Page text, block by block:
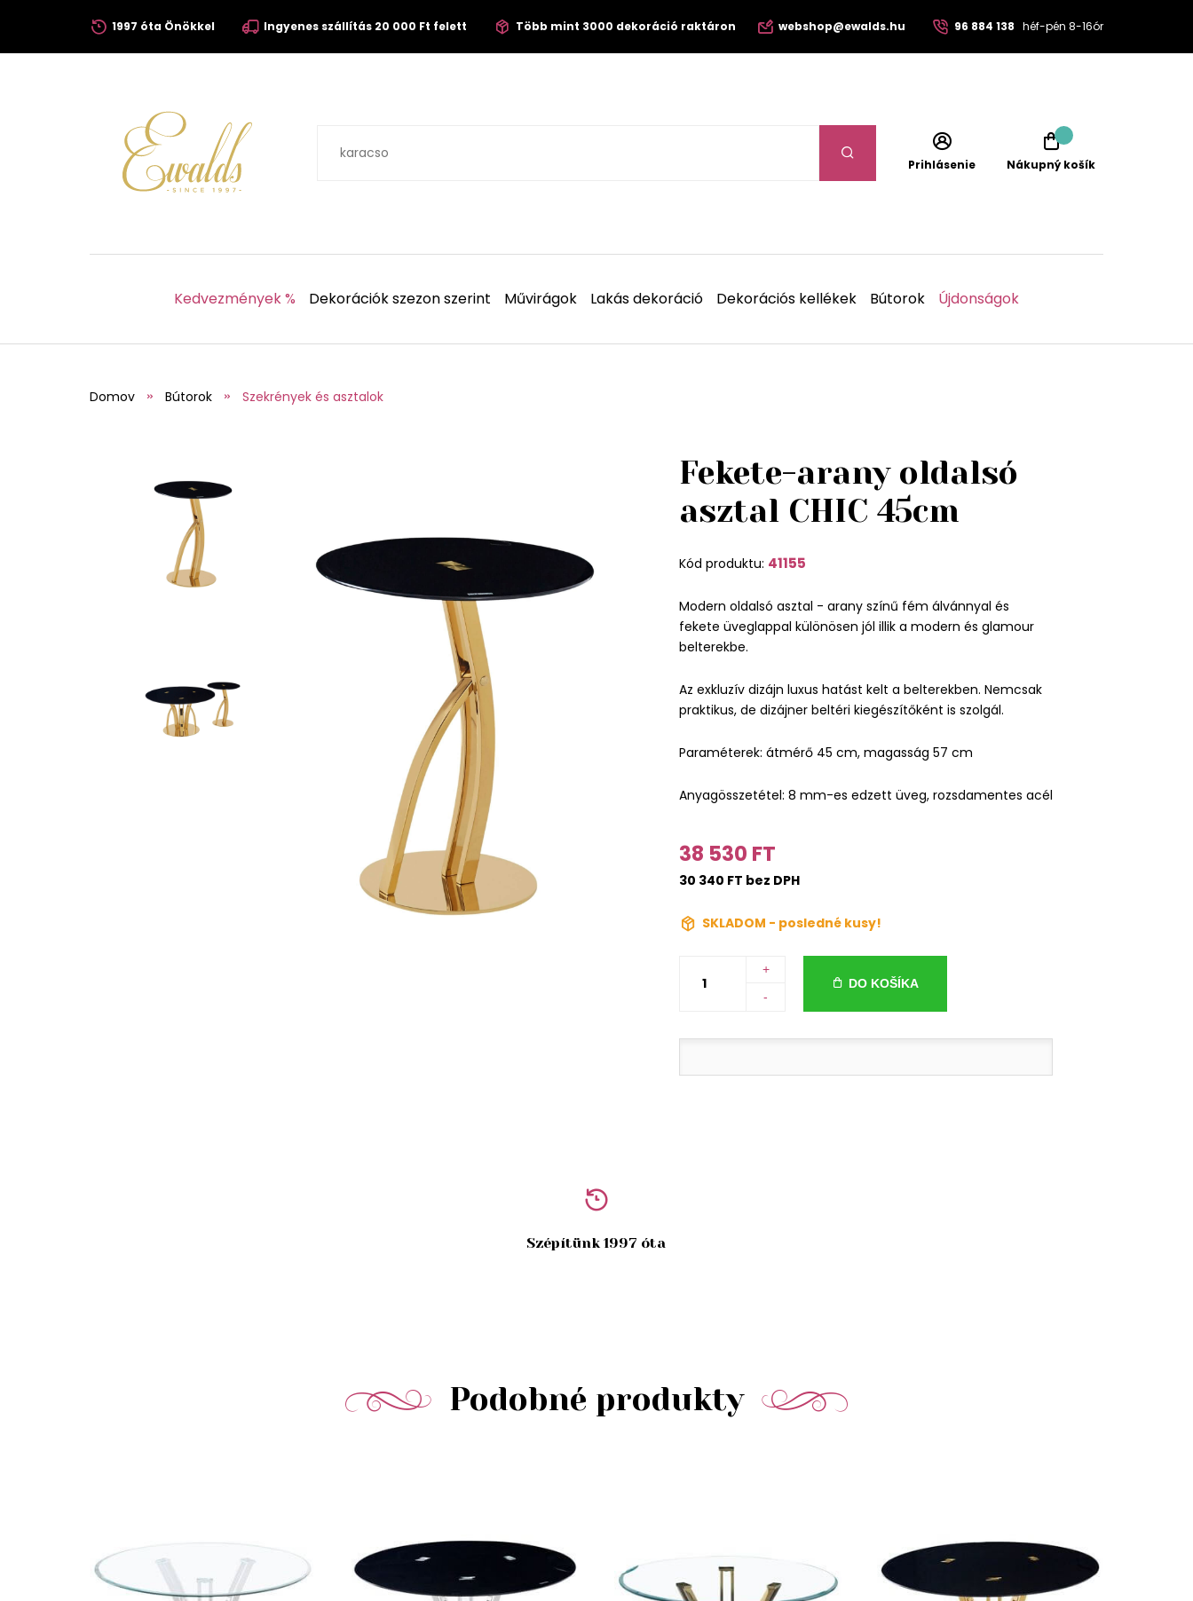
1997 óta Önökkel Ingyenes szállítás 20 000 Ft felett Több mint 3000 dekoráció raktáron webshop@ewalds.hu 96 884 138 héf-pén 8-16ór
Prihlásenie Nákupný košík
Kedvezmények % Dekorációk szezon szerint Művirágok Lakás dekoráció Dekorációs kellékek Bútorok Újdonságok
Domov Bútorok Szekrények és asztalok
Fekete-arany oldalsó
asztal CHIC 45cm
Kód produktu: 41155
Modern oldalsó asztal - arany színű fém álvánnyal és
fekete üveglappal különösen jól illik a modern és glamour
belterekbe.
Az exkluzív dizájn luxus hatást kelt a belterekben. Nemcsak
praktikus, de dizájner beltéri kiegészítőként is szolgál.
Paraméterek: átmérő 45 cm, magasság 57 cm
Anyagösszetétel: 8 mm-es edzett üveg, rozsdamentes acél
38 530 FT
30 340 FT bez DPH
SKLADOM - posledné kusy!
+
-
DO KOŠÍKA
Szépítünk 1997 óta
Podobné produkty